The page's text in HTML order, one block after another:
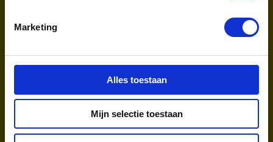
Marketing
Alles toestaan
Mijn selectie toestaan
combineer ik mijn ruime ervaring in
energie-, duurzaamheid- en watersector. Bij New
Energy Coalition zet ik deze expertise in op
nationale en Europese innovatieprogramma’s,
waar ik als adviseur, initiator en ontwikkelaar
bijdraag aan de realisatie van duurzame